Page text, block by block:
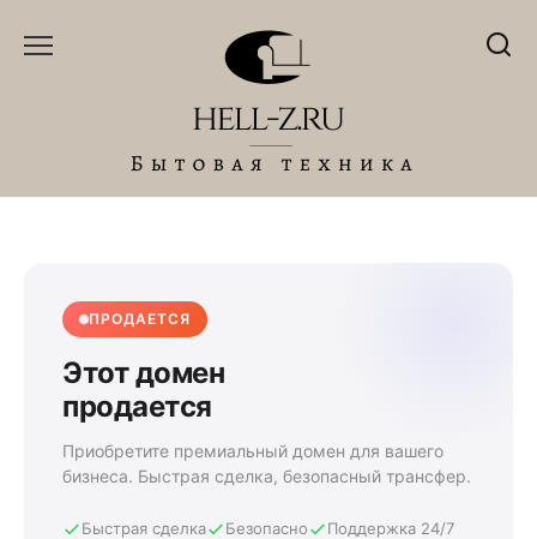
ПРОДАЕТСЯ
Этот домен
продается
Приобретите премиальный домен для вашего
бизнеса. Быстрая сделка, безопасный трансфер.
Быстрая сделка Безопасно Поддержка 24/7